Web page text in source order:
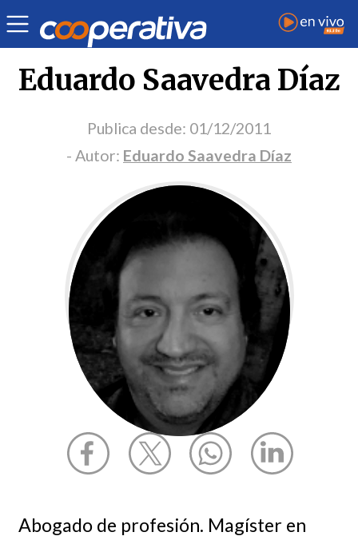
Portada Opinión
Eduardo Saavedra Díaz
Publica desde: 01/12/2011
- Autor: Eduardo Saavedra Díaz
Abogado de profesión. Magíster en